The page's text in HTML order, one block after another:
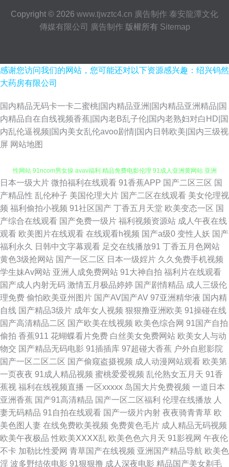
Copyright © 2026 www.tjwztc4.cn 廣告制作 泰安龍潭文化
傳媒有限公司 廣告制作 版權所有 Sitemap
感谢您访问我们的网站，您可能还对以下资源感兴趣：绍兴钨然
大药房有限公司
国内精品无码卡一卡二蜜桃|国内精品亚洲|国内精品亚洲精品|国
内精品自在自线视频香蕉|国内老B乱子伦|国内老熟妇对白HD|国
内乱伦逼视频|国内美女乱伦avoo剧情|国内日韩欧美|国内三级视
屏 网站地图
男人的天堂伊人网 豆花社区视频在线 91久色 九九国产伊人网 韩国论理 日韩
性网站 91ncom男女操 avav福利 精品免费电影伦理 91成人亚洲黄网站 亚洲
福利网址91 91网名域 国产tv福利在线 阿片视频在线 99re在线精品 东京热
AV黑丝袜 91社区 九一色站 亚洲日韩天美 91足恋网 精品伊人大香蕉 丝袜后
入骑无套AV 91猫先生欧美精品 日韩在线高潮 91九色国产熟女 草莓视频导航
精品入口蜜桃入口 午夜剧场福利放送 91视频伊人网 午夜AV福利在线导航 日
韩理论 91黑料导航 高清无码内射 殴美色图3 91白浆 91制片厂无码色情 久久
国产秒 探花偷拍91av无码 91刺激 97色资源 午夜剧场操操操 91国内高清 国
产日韩乱码 青青草原综合社区 91成人黑丝 91影院在线 国产日韩第一页 欧美
久久穴 香蕉人狼人综合 91喷水合集 成人第二免费视频 免费欧美妈妈A片 亚
洲日韩国产精品无 97超碰人人撸 国产熟nv91 日韩成人网站 51精品在线观看
日本一级大片 微拍福利在线观看 91香蕉APP 国产二区三区 国
产精品性 乱伦种子 美国伦理大片 国产二区在线观看 美女伦理视
频 福利偷拍小视频 91社区国产 丁香五月天堂 欧美变态一区 国
产综合在线观看 国产免费一级片 福利视频资源站 成人午夜在线
观看 欧美图片在线观看 在线观看h视频 国产a级0 变性人妖 国产
福利永久
日韩中文字幕观看 足交在线播放91 丁香五月色网站
黄色3级抢网站 国产一区二区 日本一级婬片 久久免费手机视频
学生妹Av网站 亚洲人成免费网站 91大神自拍 福利片在线观看
国产成人内射无码 激情五月极品婷婷 国产剧情精品 成人三级伦
理免费 偷怕欧美亚州图片 国产AV国产AV 97亚洲精华液 国内精
自线 国产精品3级片 成年女人视频 狠狠撸亚洲欧美 91操碰在线
国产高清精品二区 国产欧美在线视频 欧美色综合网 91国产自拍
偷拍 香蕉911 花蝴蝶看片免费 白丝美女免费网站 欧美女人与动
物交 国产精品无码电影 91插插库 97超碰大香蕉 户外自慰影院
国产一区二区二区 国产偷窥盗摄视频 成人动漫网站观看 欧美第
一页夜夜 91成人精品视频 蜜桃爱爱视频 乱伦熟女五月天 91香
蕉视 福利在线视频直播 一区xxxxx 岛国大片免费视频 一道日本
亚洲香蕉 国产91高清精品 国产一区二区福利 伦理在线播放 人
妻无码精品 91自拍在线观看 国产一级片内射 夜夜骑青青草 欧
美色图人妻 在线免费欧美视频 免费黄色毛片 成人精品无码视频
欧美午夜极品 性欧美ⅩⅩⅩⅩ乱 欧美色色六月天 91影视网 午夜伦
不卡 加勒比性爱网 青草国产在线视频 亚洲国产精品导航 欧美色
淫 波多野结依电影 91狠狠撸 成人深夜电影 精品国产美女剃毛